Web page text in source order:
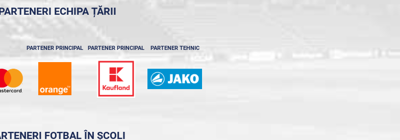
ECHIPA ȚĂRII
PARTENER PRINCIPAL PARTENER PRINCIPAL PARTENER TEHNIC
FOTBAL ÎN ȘCOLI